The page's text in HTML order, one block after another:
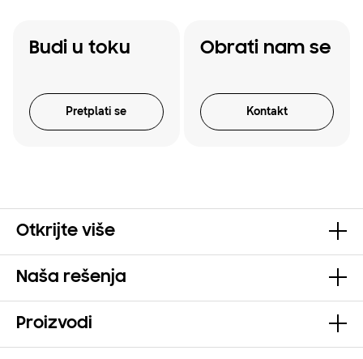
Budi u toku
Pretplati se
Obrati nam se
Kontakt
Otkrijte više
Naša rešenja
Proizvodi